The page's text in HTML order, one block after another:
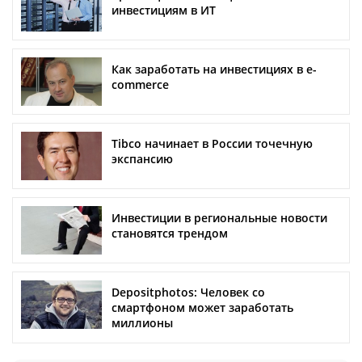
инвестициям в ИТ
Как заработать на инвестициях в e-
commerce
Tibco начинает в России точечную
экспансию
Инвестиции в региональные новости
становятся трендом
Depositphotos: Человек со
смартфоном может заработать
миллионы